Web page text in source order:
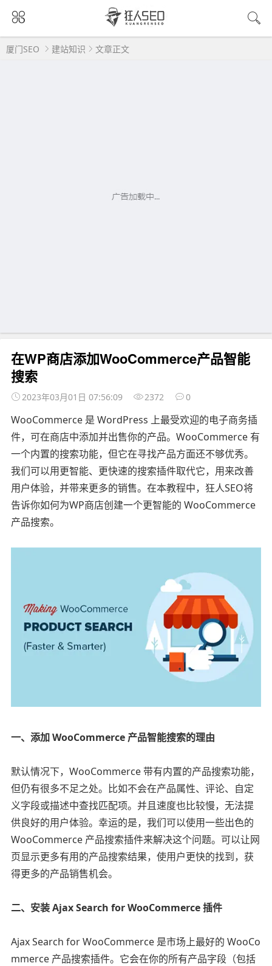
厦门SEO 建站知识 文章正文
在WP商店添加WooCommerce产品智能
搜索
2023年03月01日 07:56:09 2372 0
WooCommerce 是 WordPress 上最受欢迎的电子商务插
件，可在商店中添加并出售你的产品。WooCommerce 有
一个内置的搜索功能，但它在寻找产品方面还不够优秀。
我们可以用更智能、更快速的搜索插件取代它，用来改善
用户体验，并带来更多的销售。在本教程中，狂人SEO将
告诉你如何为WP商店创建一个更智能的 WooCommerce
产品搜索。
一、添加 WooCommerce 产品智能搜索的理由
默认情况下，WooCommerce 带有内置的产品搜索功能，
但仍有很多不足之处。比如不会在产品属性、评论、自定
义字段或描述中查找匹配项。并且速度也比较慢，无法提
供良好的用户体验。幸运的是，我们可以使用一些出色的
WooCommerce 产品搜索插件来解决这个问题。可以让网
页显示更多有用的产品搜索结果，使用户更快的找到，获
得更多的产品销售机会。
二、安装 Ajax Search for WooCommerce 插件
Ajax Search for WooCommerce 是市场上最好的 WooCo
mmerce 产品搜索插件。它会在你的所有产品字段（包括